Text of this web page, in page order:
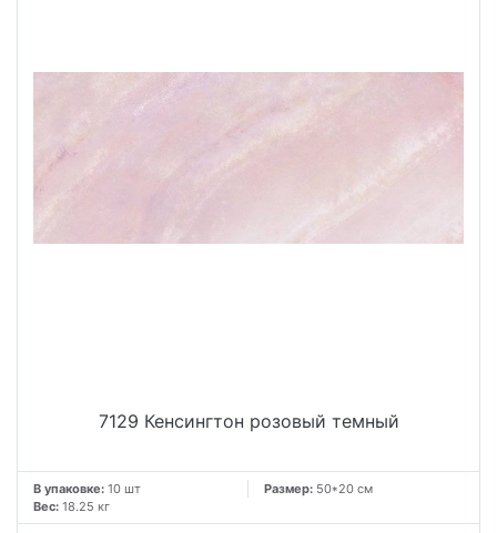
7129 Кенсингтон розовый темный
В упаковке: 10 шт Размер: 50*20 см
Вес: 18.25 кг